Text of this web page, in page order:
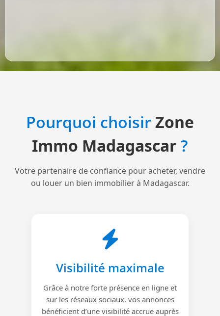
Pourquoi choisirZone
Immo Madagascar ?
Votre partenaire de confiance pour acheter, vendre
ou louer un bien immobilier à Madagascar.
Visibilité maximale
Grâce à notre forte présence en ligne et
sur les réseaux sociaux, vos annonces
bénéficient d’une visibilité accrue auprès